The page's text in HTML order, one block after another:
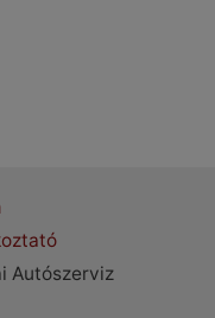
Autószerviz